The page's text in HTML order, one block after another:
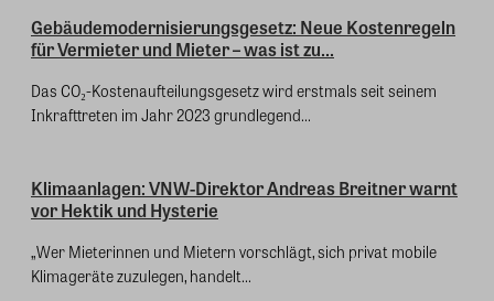
Gebäudemodernisierungsgesetz: Neue Kostenregeln
für Vermieter und Mieter – was ist zu...
Das CO₂-Kostenaufteilungsgesetz wird erstmals seit seinem
Inkrafttreten im Jahr 2023 grundlegend...
Klimaanlagen: VNW-Direktor Andreas Breitner warnt
vor Hektik und Hysterie
„Wer Mieterinnen und Mietern vorschlägt, sich privat mobile
Klimageräte zuzulegen, handelt...